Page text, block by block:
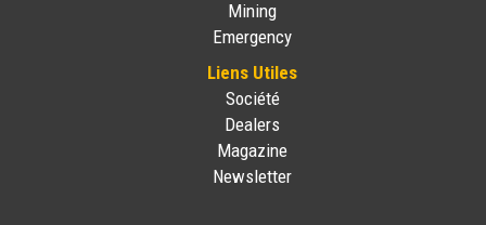
Mining
Emergency
Liens Utiles
Société
Dealers
Magazine
Newsletter